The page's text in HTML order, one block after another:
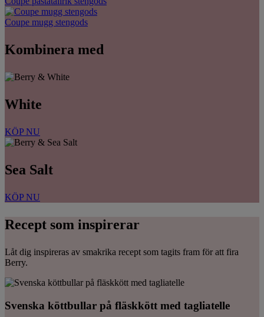
Coupe mugg stengods
Kombinera med
White
KÖP NU
Sea Salt
KÖP NU
Recept som inspirerar
Låt dig inspireras av smakrika recept som tagits fram för att fira
Berry.
Svenska köttbullar på fläskkött med tagliatelle